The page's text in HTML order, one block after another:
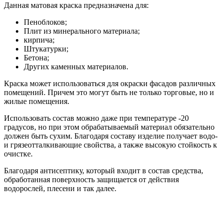
Данная матовая краска предназначена для:
Пеноблоков;
Плит из минерального материала;
кирпича;
Штукатурки;
Бетона;
Других каменных материалов.
Краска может использоваться для окраски фасадов различных
помещений. Причем это могут быть не только торговые, но и
жилые помещения.
Использовать состав можно даже при температуре -20
градусов, но при этом обрабатываемый материал обязательно
должен быть сухим. Благодаря составу изделие получает водо-
и грязеотталкивающие свойства, а также высокую стойкость к
очистке.
Благодаря антисептику, который входит в состав средства,
обработанная поверхность защищается от действия
водорослей, плесени и так далее.